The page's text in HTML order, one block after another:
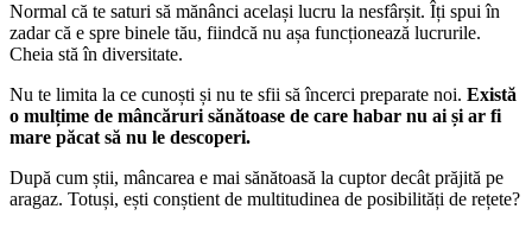
Normal că te saturi să mănânci același lucru la nesfârșit. Îți spui în
zadar că e spre binele tău, fiindcă nu așa funcționează lucrurile.
Cheia stă în diversitate.
Nu te limita la ce cunoști și nu te sfii să încerci preparate noi. Există
o mulțime de mâncăruri sănătoase de care habar nu ai și ar fi
mare păcat să nu le descoperi.
După cum știi, mâncarea e mai sănătoasă la cuptor decât prăjită pe
aragaz. Totuși, ești conștient de multitudinea de posibilități de rețete?